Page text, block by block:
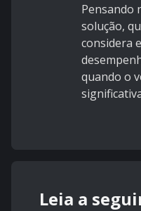
Pensando
solução,
considera
quando o
Leia a